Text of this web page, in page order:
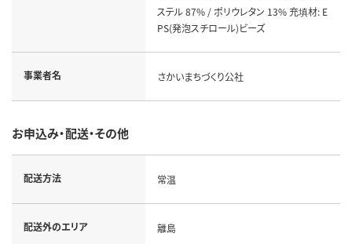
ステル 87% / ポリウレタン 13% 充填材: E
PS(発泡スチロール)ビーズ
事業者名 さかいまちづくり公社
お申込み・配送・その他
配送方法 常温
配送外のエリア 離島